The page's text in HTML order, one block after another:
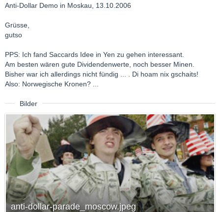
Anti-Dollar Demo in Moskau, 13.10.2006
Grüsse,
gutso
PPS: Ich fand Saccards Idee in Yen zu gehen interessant.
Am besten wären gute Dividendenwerte, noch besser Minen.
Bisher war ich allerdings nicht fündig ... . Di hoam nix gschaits!
Also: Norwegische Kronen? ...
Bilder
anti-dollar-parade_moscow.jpeg